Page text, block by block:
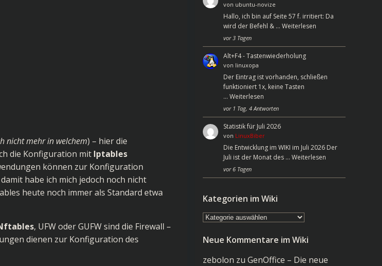
nicht mehr in welchem) – hier die
die Konfiguration mit Iptables
können zur Konfiguration
habe ich mich jedoch noch nicht
heute noch immer als Standard etwa
, UFWoderGUFWsind die Firewall –
dienen zur Konfiguration des
von ubuntu-novize
Hallo, ich bin auf Seite 57 f. irritiert: Da
wird der Befehl & … Weiterlesen
vor 3 Tagen
Alt+F4 - Tastenwiederholung
von linuxopa
Der Eintrag ist vorhanden, schließen
funktioniert 1x, keine Tasten
… Weiterlesen
vor 1 Tag, 4 Antworten
Statistik für Juli 2026
von LinuxBiber
Die Entwicklung im WIKI im Juli 2026 Der
Juli ist der Monat des … Weiterlesen
vor 6 Tagen
Kategorien im Wiki
Kategorien
Wiki
Neue Kommentare im Wiki
zebolon zu GenOffice – Die neue